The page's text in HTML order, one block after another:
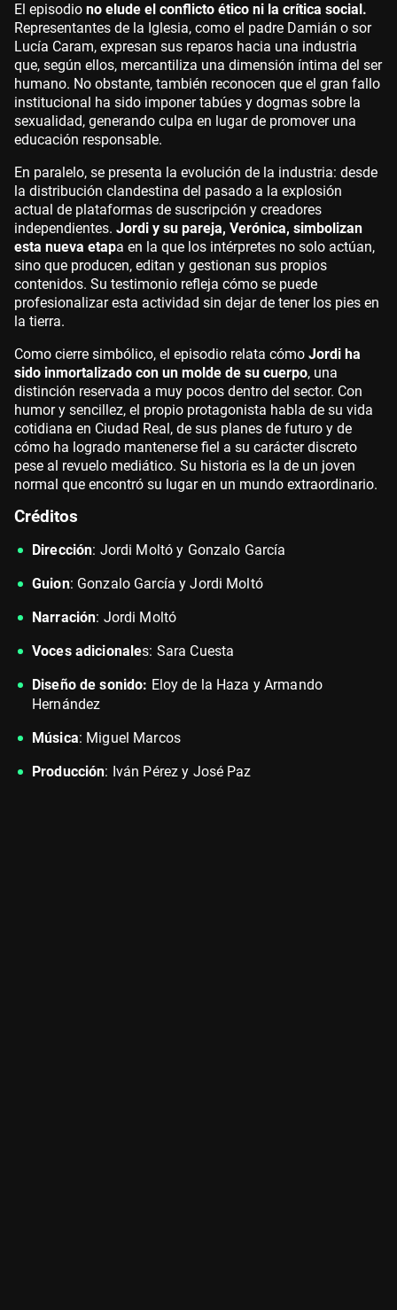
El episodio no elude el conflicto ético ni la crítica social.
Representantes de la Iglesia, como el padre Damián o sor
Lucía Caram, expresan sus reparos hacia una industria
que, según ellos, mercantiliza una dimensión íntima del ser
humano. No obstante, también reconocen que el gran fallo
institucional ha sido imponer tabúes y dogmas sobre la
sexualidad, generando culpa en lugar de promover una
educación responsable.
En paralelo, se presenta la evolución de la industria: desde
la distribución clandestina del pasado a la explosión
actual de plataformas de suscripción y creadores
independientes. Jordi y su pareja, Verónica, simbolizan
esta nueva etapa en la que los intérpretes no solo actúan,
sino que producen, editan y gestionan sus propios
contenidos. Su testimonio refleja cómo se puede
profesionalizar esta actividad sin dejar de tener los pies en
la tierra.
Como cierre simbólico, el episodio relata cómo Jordi ha
sido inmortalizado con un molde de su cuerpo, una
distinción reservada a muy pocos dentro del sector. Con
humor y sencillez, el propio protagonista habla de su vida
cotidiana en Ciudad Real, de sus planes de futuro y de
cómo ha logrado mantenerse fiel a su carácter discreto
pese al revuelo mediático. Su historia es la de un joven
normal que encontró su lugar en un mundo extraordinario.
Créditos
Dirección: Jordi Moltó y Gonzalo García
Guion: Gonzalo García y Jordi Moltó
Narración: Jordi Moltó
Voces adicionales: Sara Cuesta
Diseño de sonido: Eloy de la Haza y Armando
Hernández
Música: Miguel Marcos
Producción: Iván Pérez y José Paz